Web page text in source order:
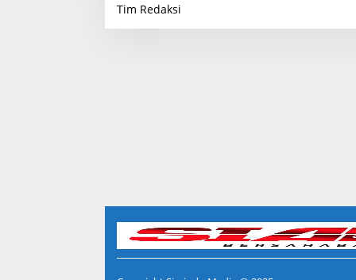
Tim Redaksi